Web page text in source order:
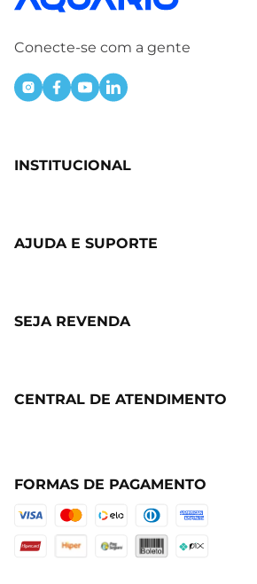
Conecte-se com a gente
INSTITUCIONAL
AJUDA E SUPORTE
SEJA REVENDA
CENTRAL DE ATENDIMENTO
FORMAS DE PAGAMENTO